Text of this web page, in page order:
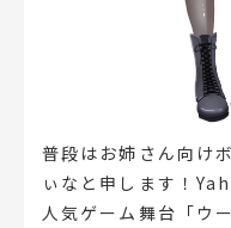
普段はお姉さん向け
ぃなと申します！
人気ゲーム舞台「ウ